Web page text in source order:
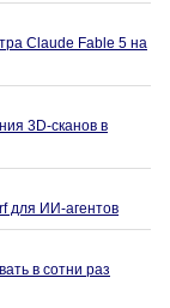
Claude Fable 5 на
3D-сканов в
для ИИ-агентов
в сотни раз